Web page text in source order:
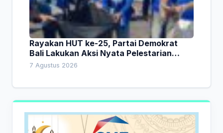
Rayakan HUT ke-25, Partai Demokrat
Bali Lakukan Aksi Nyata Pelestarian
Lingkungan
7 Agustus 2026